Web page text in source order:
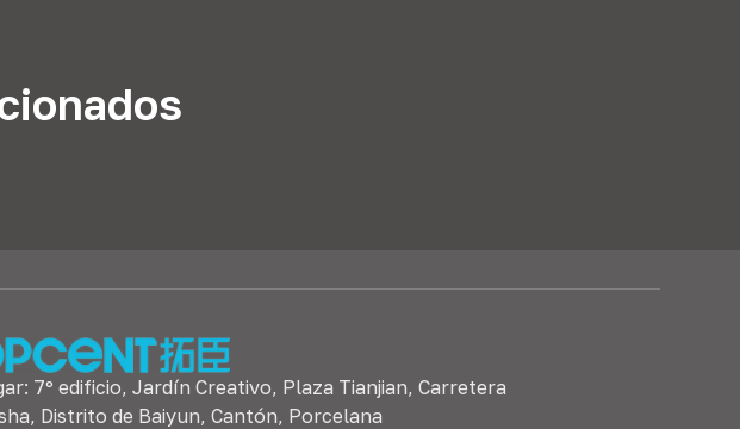
7º edificio, Jardín Creativo, Plaza Tianjian, Carretera
Distrito de Baiyun, Cantón, Porcelana